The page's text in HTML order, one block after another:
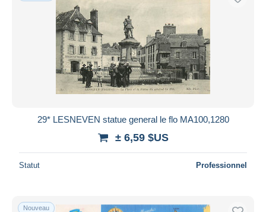
29* LESNEVEN statue general le flo MA100,1280
± 6,59 $US
Statut Professionnel
Nouveau